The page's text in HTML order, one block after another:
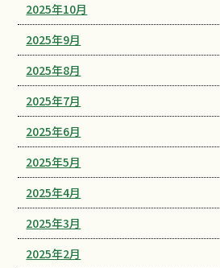
2025年10月
2025年9月
2025年8月
2025年7月
2025年6月
2025年5月
2025年4月
2025年3月
2025年2月